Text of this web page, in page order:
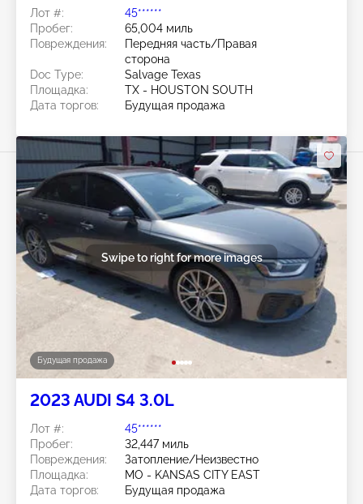
Лот #:
45******
Пробег:
65,004 миль
Повреждения:
Передняя часть/Правая
сторона
Doc Type:
Salvage Texas
Площадка:
TX - HOUSTON SOUTH
Дата торгов:
Будущая продажа
Будущая продажа
Swipe to right for more images
2023 AUDI S4 3.0L
Лот #:
45******
Пробег:
32,447 миль
Повреждения:
Затопление/Неизвестно
Площадка:
MO - KANSAS CITY EAST
Дата торгов:
Будущая продажа